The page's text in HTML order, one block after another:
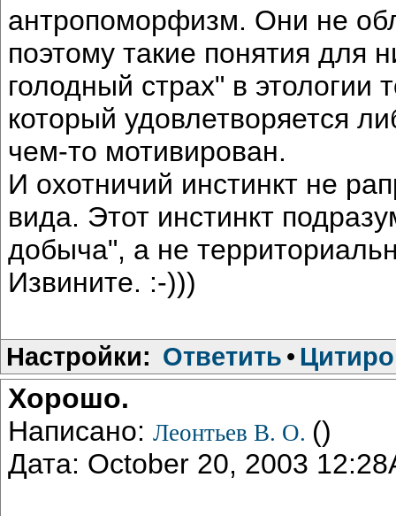
антропоморфизм. Они не
поэтому такие понятия для
голодный страх" в этологии
который удовлетворяется
чем-то мотивирован.
И охотничий инстинкт не
вида. Этот инстинкт
добыча", а не
Извините. :-)))
Настройки: Ответить •
Хорошо.
Написано: Леонтьев В. О. ()
Дата: October 20, 2003